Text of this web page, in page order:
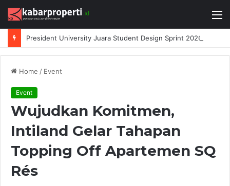
Home / Event
Event
Wujudkan Komitmen,
Intiland Gelar Tahapan
Topping Off Apartemen SQ
Rés